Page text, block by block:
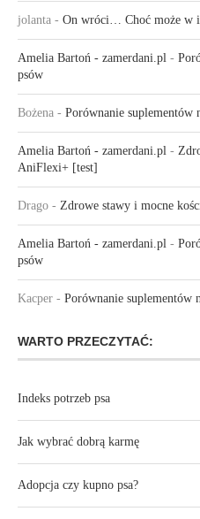
jolanta - On wróci… Choć może w
Amelia Bartoń - zamerdani.pl -
psów
Bożena - Porównanie suplementów
Amelia Bartoń - zamerdani.pl -
AniFlexi+ [test]
Drago - Zdrowe stawy i mocne
Amelia Bartoń - zamerdani.pl -
psów
Kacper - Porównanie suplementów
WARTO PRZECZYTAĆ:
Indeks potrzeb psa
Jak wybrać dobrą karmę
Adopcja czy kupno psa?